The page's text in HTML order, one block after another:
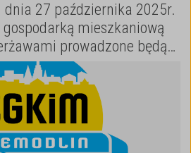
dnia 27 października 2025r.
mieszkaniową
prowadzone będą
w Niemodlinie.